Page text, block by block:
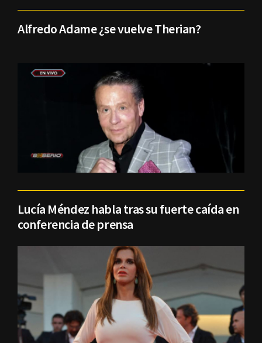
Alfredo Adame ¿se vuelve Therian?
Lucía Méndez habla tras su fuerte caída en
conferencia de prensa